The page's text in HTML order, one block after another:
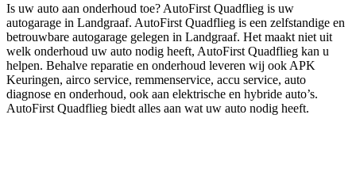
Is uw auto aan onderhoud toe? AutoFirst Quadflieg is uw
autogarage in Landgraaf. AutoFirst Quadflieg is een zelfstandige en
betrouwbare autogarage gelegen in Landgraaf. Het maakt niet uit
welk onderhoud uw auto nodig heeft, AutoFirst Quadflieg kan u
helpen. Behalve reparatie en onderhoud leveren wij ook APK
Keuringen, airco service, remmenservice, accu service, auto
diagnose en onderhoud, ook aan elektrische en hybride auto’s.
AutoFirst Quadflieg biedt alles aan wat uw auto nodig heeft.